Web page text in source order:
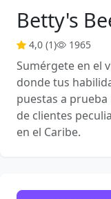
Betty's
4,0 (1) 1965
Sumérgete en el
donde tus
puestas a
de clientes
en el Caribe.